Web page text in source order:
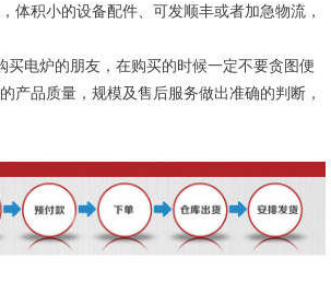
体积小的设备配件、可发顺丰或者加急物流，
电炉的朋友，在购买的时候一定不要贪图便
产品质量，规模及售后服务做出准确的判断，